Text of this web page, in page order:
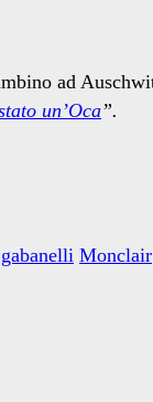
ad
un’Oca”.
Monclair